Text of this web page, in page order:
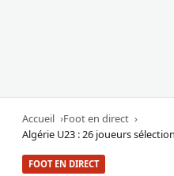
Accueil
Foot en direct
Algérie U23 : 26 joueurs
FOOT EN DIRECT